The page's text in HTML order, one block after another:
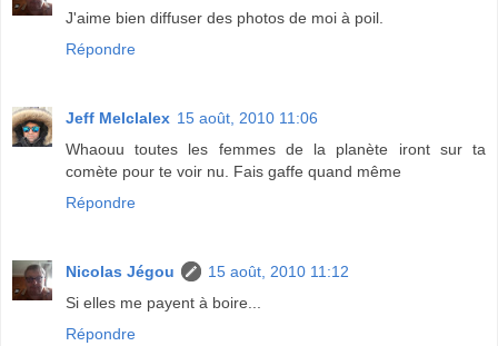
J'aime bien diffuser des photos de moi à poil.
Répondre
Jeff Melclalex 15 août, 2010 11:06
Whaouu toutes les femmes de la planète iront sur ta
comète pour te voir nu. Fais gaffe quand même
Répondre
Nicolas Jégou
15 août, 2010 11:12
Si elles me payent à boire...
Répondre